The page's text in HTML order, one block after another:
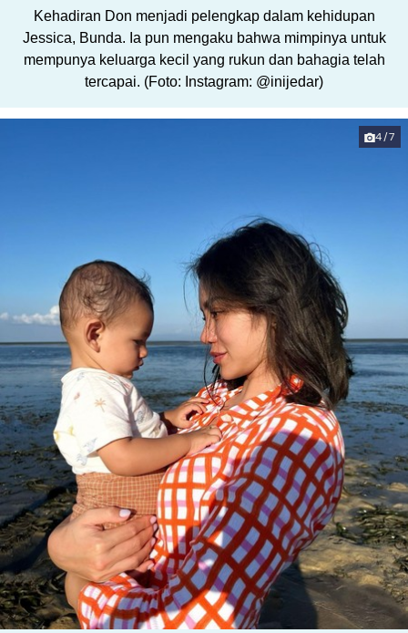
Kehadiran Don menjadi pelengkap dalam kehidupan
Jessica, Bunda. Ia pun mengaku bahwa mimpinya untuk
mempunya keluarga kecil yang rukun dan bahagia telah
tercapai. (Foto: Instagram: @inijedar)
4/7